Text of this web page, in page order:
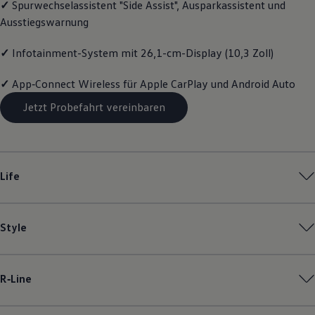
Magazin
Lifestyle
Familie
Elektromobilität
Pannen- und Unfallhilfe
Volkswagen Kundenbetreuung
✓ Spurwechselassistent "Side Assist", Ausparkassistent und
Ausstiegswarnung
✓ Infotainment-System mit 26,1-cm-Display (10,3 Zoll)
✓ App‑Connect Wireless für Apple CarPlay und Android Auto
Jetzt Probefahrt vereinbaren
Life
Style
R‑Line